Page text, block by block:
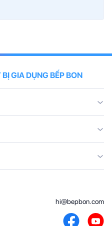
GIA DỤNG BẾP BON
hi@bepbon.com